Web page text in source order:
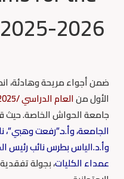
2026
ضمن أجواء مريحة وهادئة،
الأول منالعام الدراسي /2025 – 2026/
جامعة الحواش الخاصة. حيث
الجامعة، وأ.د.”رفعت وهبي”،
وأ.د.الياس بطرس نائب رئيس
عمداء الكليات، بجولة